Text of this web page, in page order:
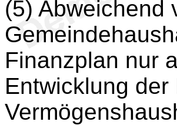
(5) Abweichend
Finanzplan nur
Entwicklung